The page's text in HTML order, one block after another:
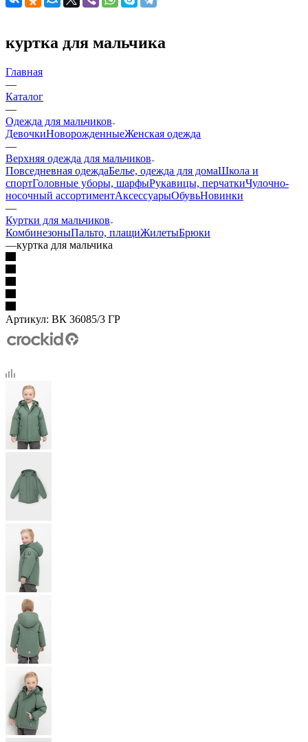
куртка для мальчика
Главная
—
Каталог
—
Одежда для мальчиков
ДевочкиНоворожденныеЖенская одежда
—
Верхняя одежда для мальчиков
Повседневная одеждаБелье, одежда для домаШкола и
спортГоловные уборы, шарфыРукавицы, перчаткиЧулочно-
носочный ассортиментАксессуарыОбувьНовинки
—
Куртки для мальчиков
КомбинезоныПальто, плащиЖилетыБрюки
—куртка для мальчика
Артикул: ВК 36085/3 ГР